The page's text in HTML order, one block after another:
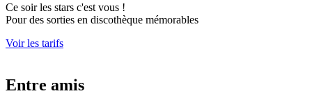
Ce soir les stars c'est vous !
Pour des sorties en discothèque mémorables
Voir les tarifs
Entre amis